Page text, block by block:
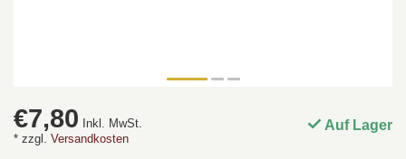
€7,80
Inkl. MwSt.
* zzgl. Versandkosten
Auf Lager